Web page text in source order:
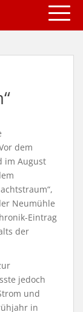
dem
im August
Neumühle
Eintrag
der
jedoch
und
in